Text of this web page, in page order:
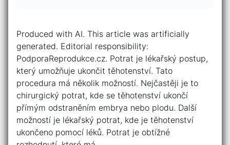
Produced with AI. This article was artificially
generated. Editorial responsibility:
PodporaReprodukce.cz. Potrat je lékařský postup,
který umožňuje ukončit těhotenství. Tato
procedura má několik možností. Nejčastěji je to
chirurgický potrat, kde se těhotenství ukončí
přímým odstraněním embrya nebo plodu. Další
možností je lékařský potrat, kde je těhotenství
ukončeno pomocí léků. Potrat je obtížné